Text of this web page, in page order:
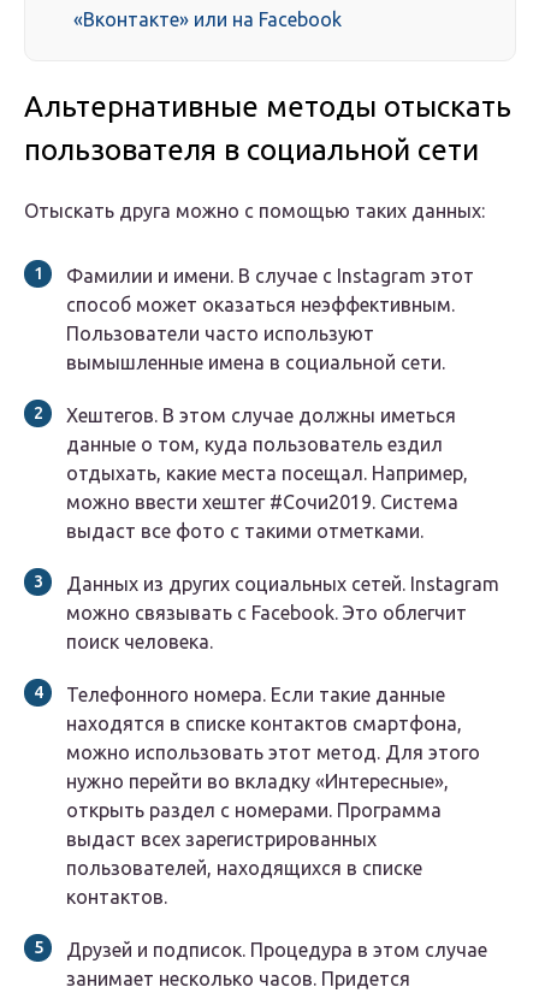
«Вконтакте» или на Facebook
Альтернативные методы отыскать
пользователя в социальной сети
Отыскать друга можно с помощью таких данных:
Фамилии и имени. В случае с Instagram этот
способ может оказаться неэффективным.
Пользователи часто используют
вымышленные имена в социальной сети.
Хештегов. В этом случае должны иметься
данные о том, куда пользователь ездил
отдыхать, какие места посещал. Например,
можно ввести хештег #Сочи2019. Система
выдаст все фото с такими отметками.
Данных из других социальных сетей. Instagram
можно связывать с Facebook. Это облегчит
поиск человека.
Телефонного номера. Если такие данные
находятся в списке контактов смартфона,
можно использовать этот метод. Для этого
нужно перейти во вкладку «Интересные»,
открыть раздел с номерами. Программа
выдаст всех зарегистрированных
пользователей, находящихся в списке
контактов.
Друзей и подписок. Процедура в этом случае
занимает несколько часов. Придется